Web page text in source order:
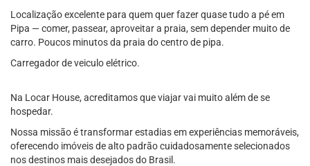
Localização excelente para quem quer fazer quase tudo a pé em
Pipa — comer, passear, aproveitar a praia, sem depender muito de
carro. Poucos minutos da praia do centro de pipa.
Carregador de veiculo elétrico.
Na Locar House, acreditamos que viajar vai muito além de se
hospedar.
Nossa missão é transformar estadias em experiências memoráveis,
oferecendo imóveis de alto padrão cuidadosamente selecionados
nos destinos mais desejados do Brasil.